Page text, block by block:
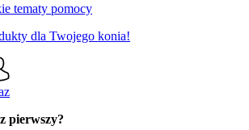
tematy pomocy
pierwszy?